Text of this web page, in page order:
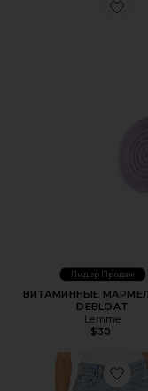
Лидер Продаж
ВИТАМИННЫЕ
DEBLOAT
Lemme
$30